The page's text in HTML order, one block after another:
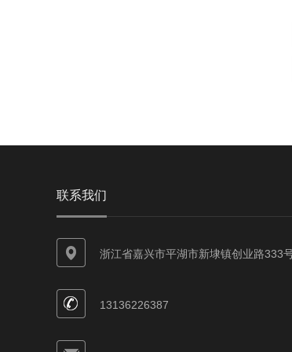
联系我们
浙江省嘉兴市平湖市新埭镇创业路333
13136226387